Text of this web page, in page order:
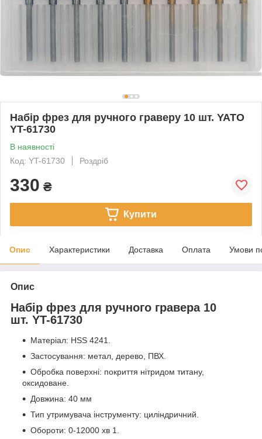
Набір фрез для ручного граверу 10 шт. YATO
YT-61730
В наявності
Код: YT-61730
Роздріб
330 ₴
Купити
Опис Характеристики Доставка Оплата Умови
Опис
Набір фрез для ручного гравера 10
шт. YT-61730
Матеріал: HSS 4241.
Застосування: метал, дерево, ПВХ.
Обробка поверхні: покриття нітридом титану,
оксидоване.
Довжина: 40 мм
Тип утримувача інструменту: циліндричний.
Обороти: 0-12000 хв 1.